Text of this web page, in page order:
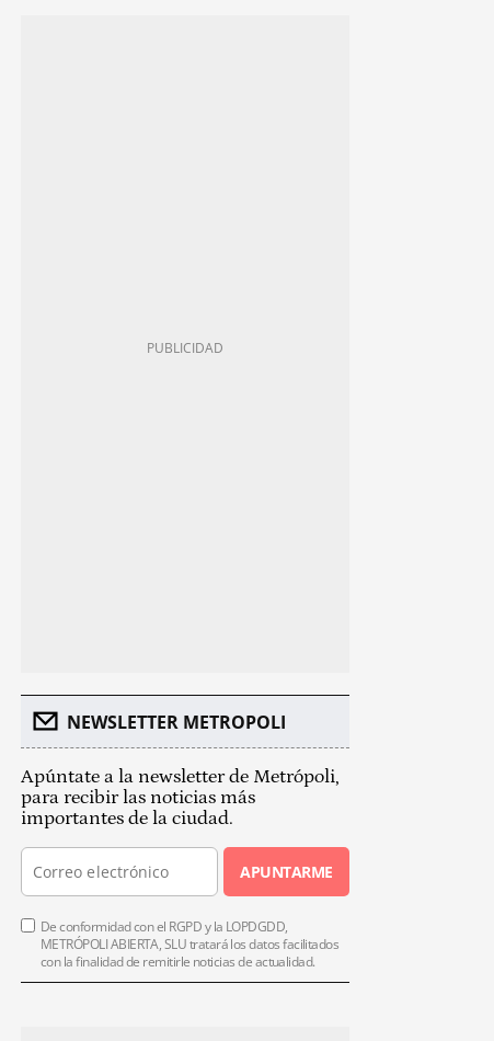
NEWSLETTER METROPOLI
Apúntate a la newsletter de Metrópoli,
para recibir las noticias más
importantes de la ciudad.
APUNTARME
De conformidad con el RGPD y la LOPDGDD,
METRÓPOLI ABIERTA, SLU tratará los datos facilitados
con la finalidad de remitirle noticias de actualidad.